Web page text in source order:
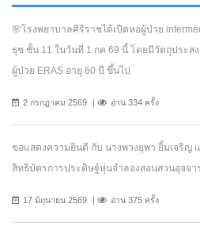
🌸โรงพยาบาลศิริราชได้เปิดหอผู้ป่วย
ธุช ชั้น 11 ในวันที่ 1 กค 69 นี้ โดยมีวัตถุประ
ผู้ป่วย ERAS อายุ 60 ปี ขึ้นไป
2 กรกฎาคม 2569 อ่าน 334 ครั้ง
ขอแสดงความยินดี กับ นางพวงยุพา ยิ้มเจริญ
สิทธิบัตรการประดิษฐ์หุ่นจำลองสอนสวนอุจจา
17 มิถุนายน 2569 อ่าน 375 ครั้ง